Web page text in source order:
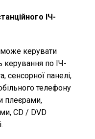
ІЧ-
може керувати
керування по ІЧ-
сенсорної панелі,
телефону
плеєрами,
CD / DVD